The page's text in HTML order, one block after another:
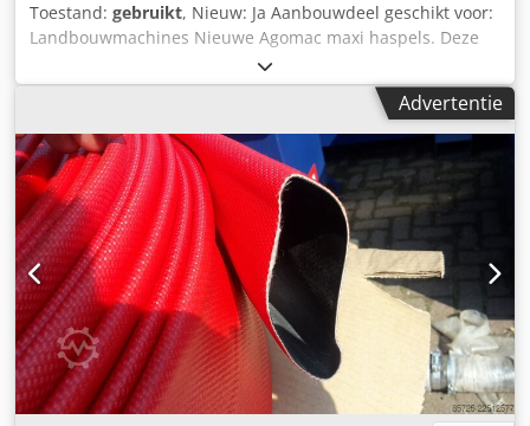
Toestand: gebruikt, Nieuw: Ja Aanbouwdeel geschikt voor:
Landbouwmachines Nieuwe Agomac maxi haspels. Deze
haspels maken wij volledig naar wens voor verschillende
toepassingen. Zoals het oprollen van mestzakken,
kuilplastic, geo textiel, zeil, kuilnetten, visnetten etc. Het
haspel op de foto heeft een verwisselbare trommel met
een breedte van 12 meter. Het haspel is voorzien van
CW2/3 ophanging en lepelkokers voor transport. Neem
contact op voor uw haspel op maat en naar wens
gebouwd. Dkjdpfx Aezta Thsm Tor Staat: Nieuw
Advertentie